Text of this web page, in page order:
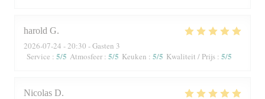
harold G
2026-07-24 - 20:30 - Gasten 3
Service : 5/5 Atmosfeer : 5/5 Keuken : 5/5 Kwaliteit / Prijs : 5/5
Nicolas D